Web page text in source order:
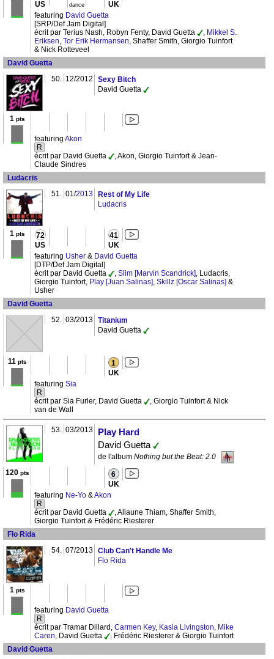
US dance UK
featuring David Guetta
[SRP/Def Jam Digital]
écrit par Terius Nash, Robyn Fenty, David Guetta
, Mikkel S.
Eriksen, Tor Erik Hermansen, Shaffer Smith, Giorgio Tuinfort
& Nick Rotteveel
David Guetta
50. 12/2012
Sexy Bitch
David Guetta
1pts
featuring Akon
R
écrit par David Guetta
, Akon, Giorgio Tuinfort & Jean-
Claude Sindres
Ludacris
51. 01/2013
Rest of My Life
Ludacris
1pts 72
US
41
UK
featuring Usher & David Guetta
[DTP/Def Jam Digital]
écrit par David Guetta
, Slim [Marvin Scandrick], Ludacris,
Giorgio Tuinfort, Play [Juan Salinas], Skillz [Oscar Salinas] &
Usher
David Guetta
52. 03/2013 Titanium
David Guetta
11pts 1
UK
featuring Sia
R
écrit par Sia Furler, David Guetta
, Giorgio Tuinfort & Nick
van de Wall
53. 03/2013
Play Hard
David Guetta
de l'album Nothing but the Beat: 2.0
120pts 6
UK
featuring Ne-Yo &Akon
R
écrit par David Guetta
, Aliaune Thiam, Shaffer Smith,
Giorgio Tuinfort & Frédéric Riesterer
Flo Rida
54. 07/2013 Club Can't Handle Me
Flo Rida
1pts
featuring David Guetta
R
écrit par Tramar Dillard, Carmen Key, Kasia Livingston, Mike
Caren, David Guetta
, Frédéric Riesterer & Giorgio Tuinfort
David Guetta